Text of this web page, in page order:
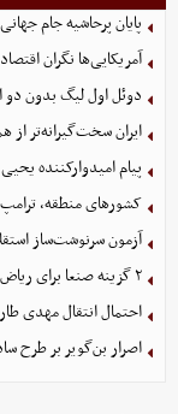
پایان پرحاشیه جام جهانی ۲۰۲۶؛ فیفا و شهرهای میزبان وارد تنش شدند
آمریکایی‌ها نگران
دوئل اول لیگ بدون دو
ایران سخت‌گیرانه‌تر از
پیام امیدوارکننده
کشورهای منطقه،
آزمون سرنوشت‌ساز
۲ گزینه صنعا برای ریاض
احتمال انتقال مهدی
اصرار بن‌گویر بر طرح